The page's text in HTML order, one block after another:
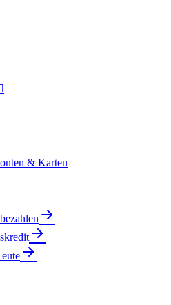
& Karten